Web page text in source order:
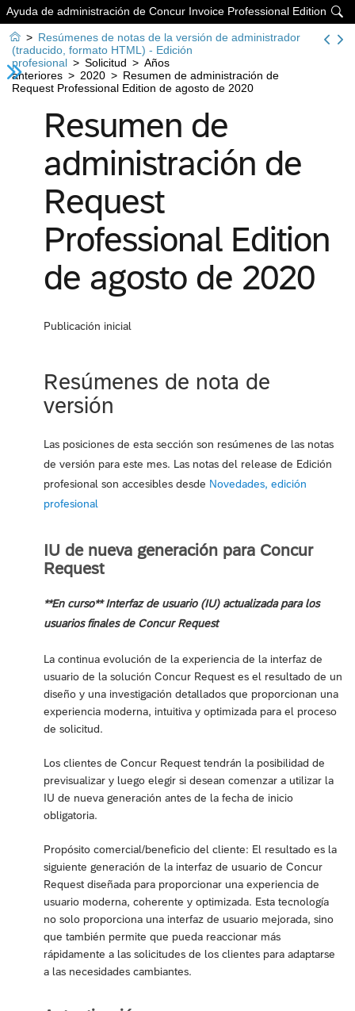

Ayuda de administración de Concur Invoice Professional Edition
 > Resúmenes de notas de la versión de administrador
(traducido, formato HTML) - Edición
profesional > Solicitud > Años
anteriores > 2020 > Resumen de administración de
Request Professional Edition de agosto de 2020
Resumen de
administración de
Request
Professional Edition
de agosto de 2020
Publicación inicial
Resúmenes de nota de
versión
Las posiciones de esta sección son resúmenes de las notas
de versión para este mes. Las notas del release de Edición
profesional son accesibles desde Novedades, edición
profesional
IU de nueva generación para Concur
Request
**En curso** Interfaz de usuario (IU) actualizada para los
usuarios finales de Concur Request
La continua evolución de la experiencia de la interfaz de
usuario de la solución Concur Request es el resultado de un
diseño y una investigación detallados que proporcionan una
experiencia moderna, intuitiva y optimizada para el proceso
de solicitud.
Los clientes de Concur Request tendrán la posibilidad de
previsualizar y luego elegir si desean comenzar a utilizar la
IU de nueva generación antes de la fecha de inicio
obligatoria.
Propósito comercial/beneficio del cliente: El resultado es la
siguiente generación de la interfaz de usuario de Concur
Request diseñada para proporcionar una experiencia de
usuario moderna, coherente y optimizada. Esta tecnología
no solo proporciona una interfaz de usuario mejorada, sino
que también permite que pueda reaccionar más
rápidamente a las solicitudes de los clientes para adaptarse
a las necesidades cambiantes.